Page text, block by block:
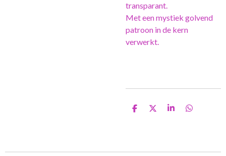
transparant.
Met een mystiek golvend
patroon in de kern
verwerkt.
D
D
S
D